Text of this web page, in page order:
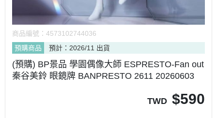
商品編號： 4573102744036
預購商品
預計：2026/11 出貨
(預購) BP景品 學園偶像大師 ESPRESTO-Fan out
秦谷美鈴 眼鏡牌 BANPRESTO 2611 20260603
TWD $590